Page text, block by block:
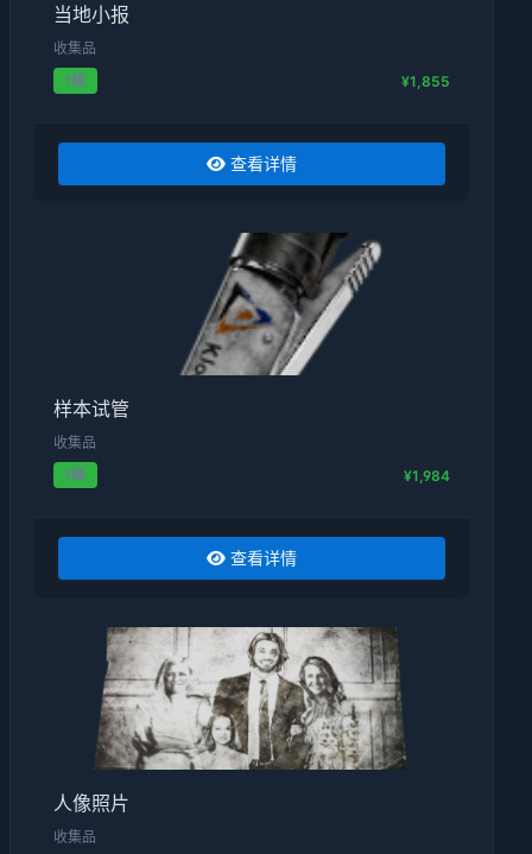
当地小报
收集品
1级
¥1,855
查看详情
样本试管
收集品
1级
¥1,984
查看详情
人像照片
收集品